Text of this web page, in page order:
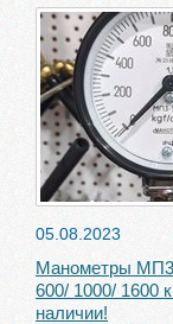
05.08.2023
Манометры
600/ 1000/ 1600
наличии!